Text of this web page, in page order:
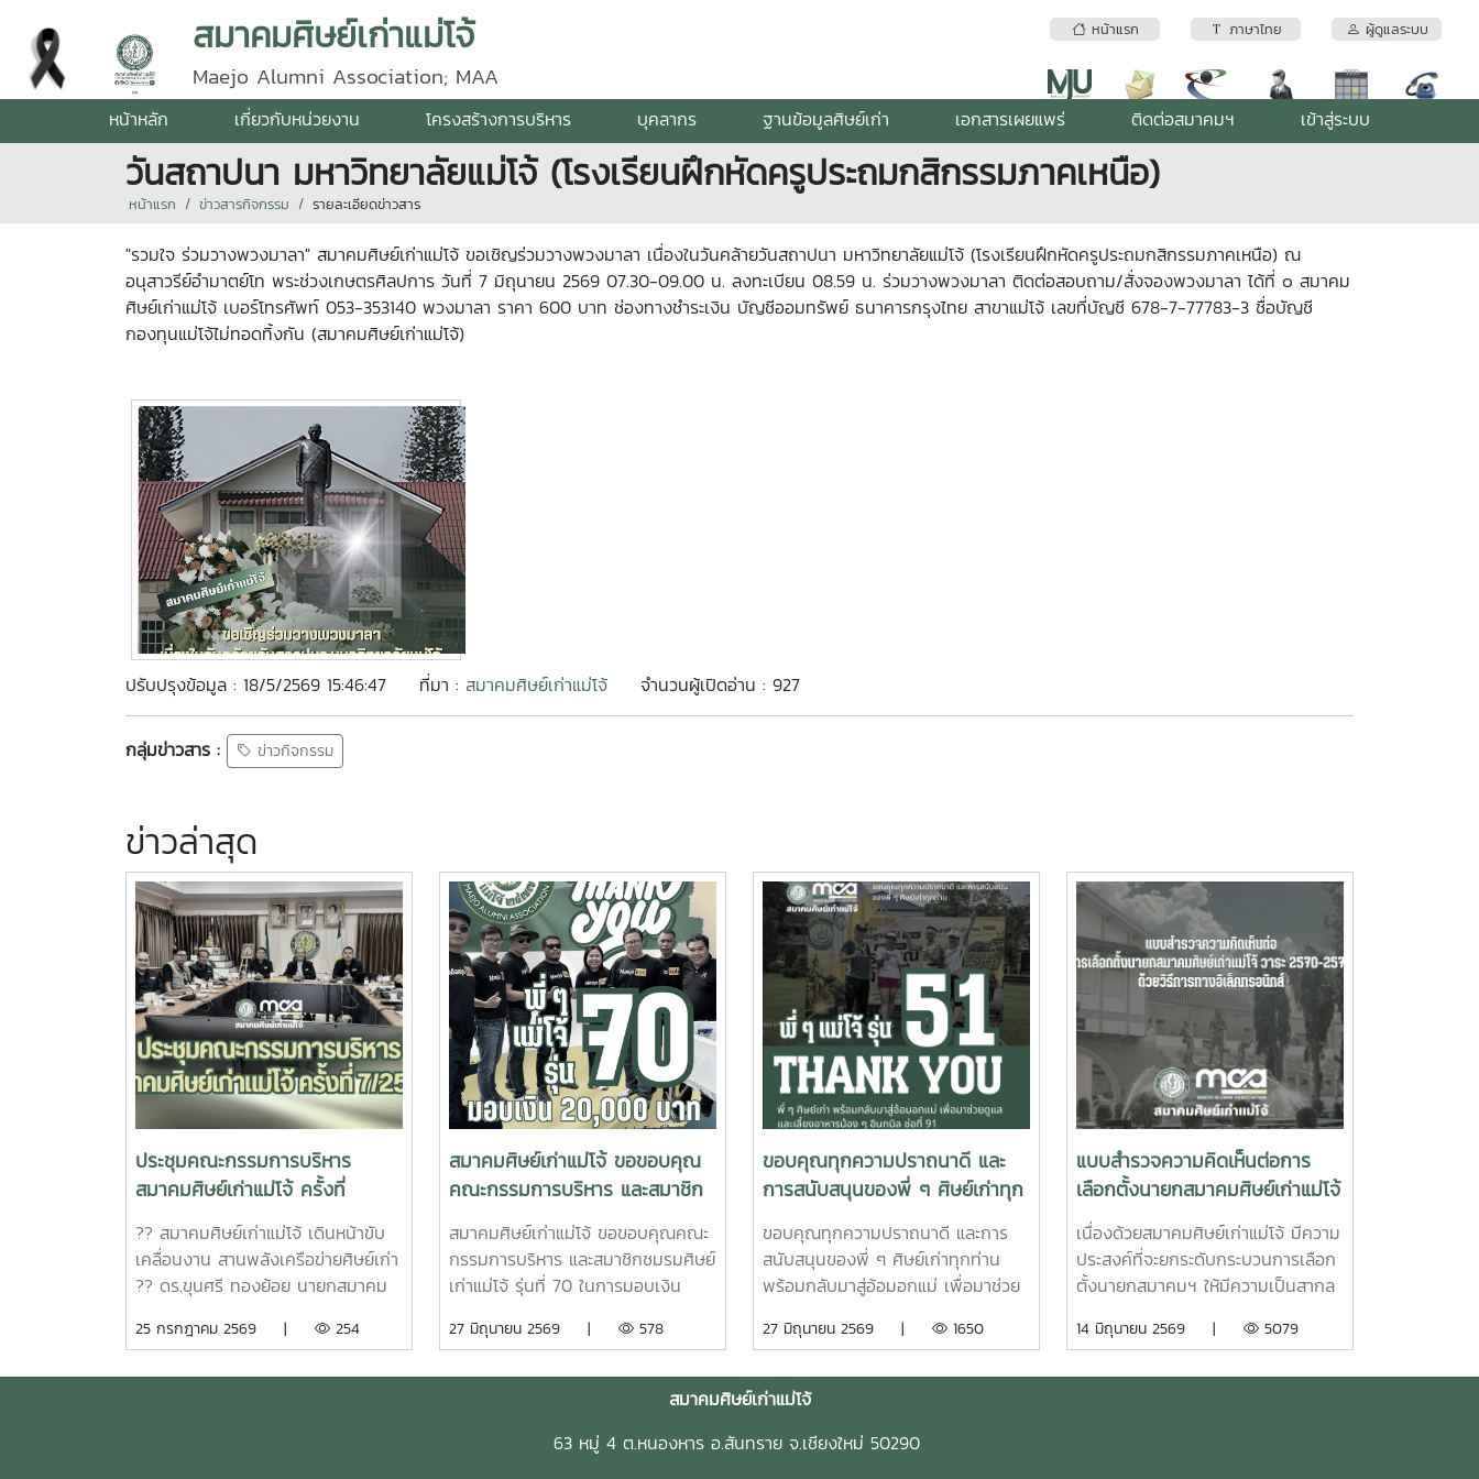
หน้าแรก ภาษาไทย ผู้ดูแลระบบ
สมาคมศิษย์เก่าแม่โจ้
Maejo Alumni Association; MAA
หน้าหลัก เกี่ยวกับหน่วยงาน โครงสร้างการบริหาร บุคลากร ฐานข้อมูลศิษย์เก่า เอกสารเผยแพร่ ติดต่อสมาคมฯ เข้าสู่ระบบ
วันสถาปนา มหาวิทยาลัยแม่โจ้ (โรงเรียนฝึกหัดครูประถมกสิกรรมภาคเหนือ)
หน้าแรก ข่าวสารกิจกรรม รายละเอียดข่าวสาร
"รวมใจ ร่วมวางพวงมาลา" สมาคมศิษย์เก่าแม่โจ้ ขอเชิญร่วมวางพวงมาลา เนื่องในวันคล้ายวันสถาปนา มหาวิทยาลัยแม่โจ้ (โรงเรียนฝึกหัดครูประถมกสิกรรมภาคเหนือ) ณ
อนุสาวรีย์อำมาตย์โท พระช่วงเกษตรศิลปการ วันที่ 7 มิถุนายน 2569 07.30-09.00 น. ลงทะเบียน 08.59 น. ร่วมวางพวงมาลา ติดต่อสอบถาม/สั่งจองพวงมาลา ได้ที่ ๐ สมาคม
ศิษย์เก่าแม่โจ้ เบอร์โทรศัพท์ 053-353140 พวงมาลา ราคา 600 บาท ช่องทางชำระเงิน บัญชีออมทรัพย์ ธนาคารกรุงไทย สาขาแม่โจ้ เลขที่บัญชี 678-7-77783-3 ชื่อบัญชี
กองทุนแม่โจ้ไม่ทอดทิ้งกัน (สมาคมศิษย์เก่าแม่โจ้)
ปรับปรุงข้อมูล : 18/5/2569 15:46:47 ที่มา : สมาคมศิษย์เก่าแม่โจ้ จำนวนผู้เปิดอ่าน : 927
กลุ่มข่าวสาร : ข่าวกิจกรรม
ข่าวล่าสุด
ประชุมคณะกรรมการบริหาร
สมาคมศิษย์เก่าแม่โจ้ ครั้งที่
?? สมาคมศิษย์เก่าแม่โจ้ เดินหน้าขับ
เคลื่อนงาน สานพลังเครือข่ายศิษย์เก่า
?? ดร.ขุนศรี ทองย้อย นายกสมาคม
ประชุมคณะกรรมการบริหารสมาคม
25 กรกฎาคม 2569 | 254
สมาคมศิษย์เก่าแม่โจ้ ขอขอบคุณ
คณะกรรมการบริหาร และสมาชิก
ชมรมศิษย์เก่าแม่โจ้ รุ่นที่ 70
สมาคมศิษย์เก่าแม่โจ้ ขอขอบคุณคณะ
กรรมการบริหาร และสมาชิกชมรมศิษย์
เก่าแม่โจ้ รุ่นที่ 70 ในการมอบเงิน
“กองทุนแม่โจ้ ไม่ทอดทิ้งกัน”ขอ
พี่ ๆ แม่โจ้ รุ่นที่ 70 และครอบครัว
ปราศจากโรคภัยไข้เจ็บ และเจริญ
27 มิถุนายน 2569 | 578
ขอบคุณทุกความปราถนาดี และ
การสนับสนุนของพี่ ๆ ศิษย์เก่าทุก
ขอบคุณทุกความปราถนาดี และการ
สนับสนุนของพี่ ๆ ศิษย์เก่าทุกท่าน
พร้อมกลับมาสู่อ้อมอกแม่ เพื่อมาช่วย
ที่ 91ในกิจกรรมเดิน–วิ่ง ประเพณีแม่
มิถุนายน 2569 ?????? ขอคารวะใน
ดูน้อยลง ดูน้อยลง
27 มิถุนายน 2569 | 1650
แบบสำรวจความคิดเห็นต่อการ
เลือกตั้งนายกสมาคมศิษย์เก่าแม่โจ้
วาระ 2570-2572 ด้วยวิธีการทา
งอิเล็คทรอนิกส์
เนื่องด้วยสมาคมศิษย์เก่าแม่โจ้ มีความ
ประสงค์ที่จะยกระดับกระบวนการเลือก
ตั้งนายกสมาคมฯ ให้มีความเป็นสากล
สมาชิกศิษย์เก่าที่มีอยู่ทั่วประเทศและ
14 มิถุนายน 2569 | 5079
สมาคมศิษย์เก่าแม่โจ้
63 หมู่ 4 ต.หนองหาร อ.สันทราย จ.เชียงใหม่ 50290